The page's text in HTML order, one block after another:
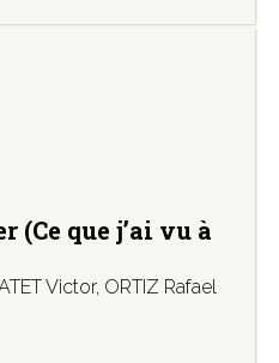
(Ce que j’ai vu à
Victor, ORTIZ Rafael